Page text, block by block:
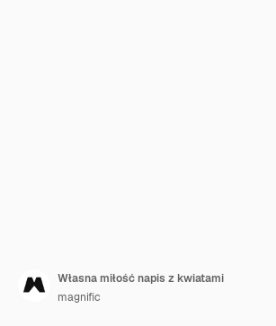
Własna miłość napis z kwiatami
magnific